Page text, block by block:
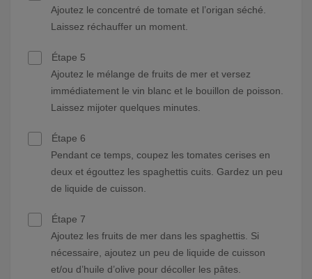
Ajoutez le concentré de tomate et l’origan séché.
Laissez réchauffer un moment.
Étape 5
Ajoutez le mélange de fruits de mer et versez
immédiatement le vin blanc et le bouillon de poisson.
Laissez mijoter quelques minutes.
Étape 6
Pendant ce temps, coupez les tomates cerises en
deux et égouttez les spaghettis cuits. Gardez un peu
de liquide de cuisson.
Étape 7
Ajoutez les fruits de mer dans les spaghettis. Si
nécessaire, ajoutez un peu de liquide de cuisson
et/ou d’huile d’olive pour décoller les pâtes.